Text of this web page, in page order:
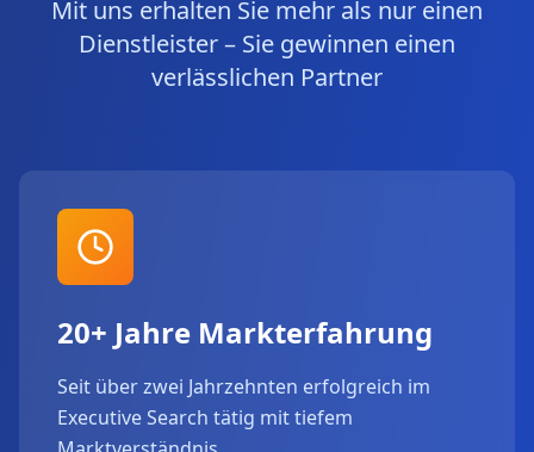
Mit uns erhalten Sie mehr als nur einen
Dienstleister – Sie gewinnen einen
verlässlichen Partner
20+ Jahre Markterfahrung
Seit über zwei Jahrzehnten erfolgreich im
Executive Search tätig mit tiefem